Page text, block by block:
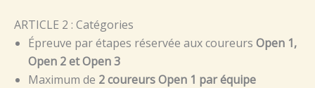
ARTICLE 2 : Catégories
Épreuve par étapes réservée aux coureurs Open 1,
Open 2 et Open 3
Maximum de 2 coureurs Open 1 par équipe